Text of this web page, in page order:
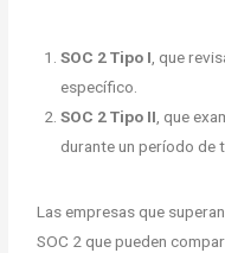
SOC 2 Tipo I , que
específico.
SOC 2 Tipo II , que
durante un período de
Las empresas que
SOC 2 que pueden